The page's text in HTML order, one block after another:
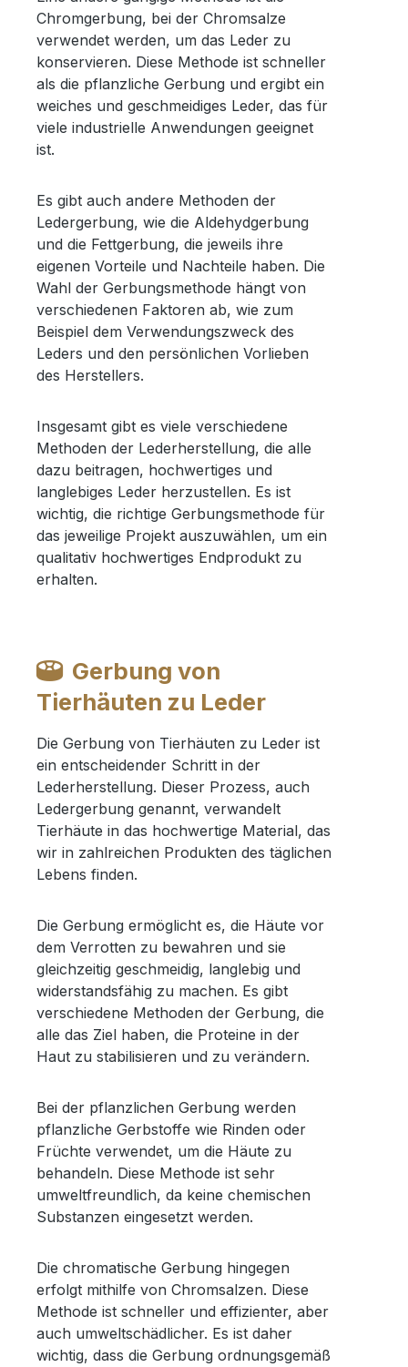
Chromgerbung, bei der Chromsalze
verwendet werden, um das Leder zu
konservieren. Diese Methode ist schneller
als die pflanzliche Gerbung und ergibt ein
weiches und geschmeidiges Leder, das für
viele industrielle Anwendungen geeignet
ist.
Es gibt auch andere Methoden der
Ledergerbung, wie die Aldehydgerbung
und die Fettgerbung, die jeweils ihre
eigenen Vorteile und Nachteile haben. Die
Wahl der Gerbungsmethode hängt von
verschiedenen Faktoren ab, wie zum
Beispiel dem Verwendungszweck des
Leders und den persönlichen Vorlieben
des Herstellers.
Insgesamt gibt es viele verschiedene
Methoden der Lederherstellung, die alle
dazu beitragen, hochwertiges und
langlebiges Leder herzustellen. Es ist
wichtig, die richtige Gerbungsmethode für
das jeweilige Projekt auszuwählen, um ein
qualitativ hochwertiges Endprodukt zu
erhalten.
Gerbung von
Tierhäuten zu Leder
Die Gerbung von Tierhäuten zu Leder ist
ein entscheidender Schritt in der
Lederherstellung. Dieser Prozess, auch
Ledergerbung genannt, verwandelt
Tierhäute in das hochwertige Material, das
wir in zahlreichen Produkten des täglichen
Lebens finden.
Die Gerbung ermöglicht es, die Häute vor
dem Verrotten zu bewahren und sie
gleichzeitig geschmeidig, langlebig und
widerstandsfähig zu machen. Es gibt
verschiedene Methoden der Gerbung, die
alle das Ziel haben, die Proteine in der
Haut zu stabilisieren und zu verändern.
Bei der pflanzlichen Gerbung werden
pflanzliche Gerbstoffe wie Rinden oder
Früchte verwendet, um die Häute zu
behandeln. Diese Methode ist sehr
umweltfreundlich, da keine chemischen
Substanzen eingesetzt werden.
Die chromatische Gerbung hingegen
erfolgt mithilfe von Chromsalzen. Diese
Methode ist schneller und effizienter, aber
auch umweltschädlicher. Es ist daher
wichtig, dass die Gerbung ordnungsgemäß